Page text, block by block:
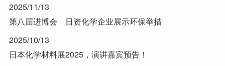
2025/11/13
第八届进博会 日资化学企业展示环保举措
2025/10/13
日本化学材料展2025，演讲嘉宾预告！